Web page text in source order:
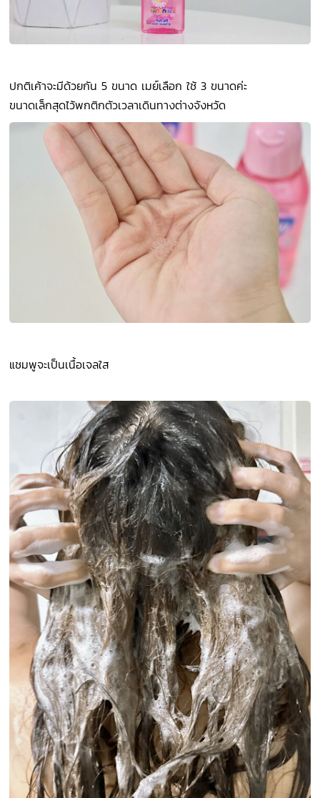
ปกติเค้าจะมีด้วยกัน 5 ขนาด เมย์เลือก ใช้ 3 ขนาดค่ะ
ขนาดเล็กสุดไว้พกติกตัวเวลาเดินทางต่างจังหวัด
แชมพูจะเป็นเนื้อเจลใส